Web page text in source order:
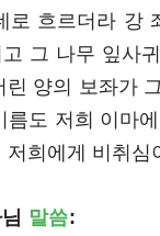
로 흐르더라 강
그 나무 잎사
린 양의 보좌가
름도 저희 이마
저희에게 비취
말씀: